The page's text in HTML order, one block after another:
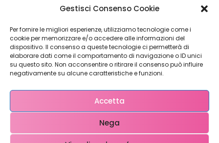
Gestisci Consenso Cookie
Per fornire le migliori esperienze, utilizziamo tecnologie come i
cookie per memorizzare e/o accedere alle informazioni del
dispositivo. Il consenso a queste tecnologie ci permetterà di
elaborare dati come il comportamento di navigazione o ID unici
su questo sito. Non acconsentire o ritirare il consenso può influire
negativamente su alcune caratteristiche e funzioni.
Accetta
Nega
Restiamo in
contatto!
Come possiamo Aiutarti?